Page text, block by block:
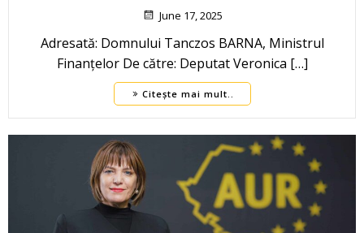
June 17, 2025
Adresată: Domnului Tanczos BARNA, Ministrul
Finanțelor De către: Deputat Veronica […]
Citește mai mult..